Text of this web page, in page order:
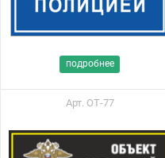
подробнее
Арт. ОТ-77